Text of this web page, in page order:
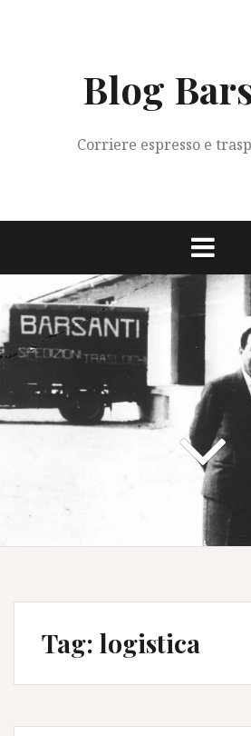
Blog
Corriere espresso e
Tag: logistica